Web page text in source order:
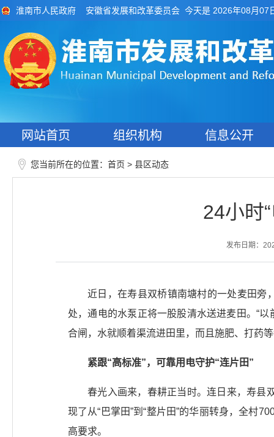
淮南市人民政府 安徽省发展和改革委员会 今天是 2026年08月07
网站首页 组织机构 信息公开
您当前所在的位置： 首页 > 县区动态
24小时
发布日期：
近日，在寿县双桥镇南塘村的一处麦田旁
处，通电的水泵正将一股股清水送进麦田。“
合闸，水就顺着渠流进田里，而且施肥、打药
紧跟“高标准”，可靠用电守护“连片田”
春光入画来，春耕正当时。连日来，寿县
现了从“巴掌田”到“整片田”的华丽转身，全村
高要求。